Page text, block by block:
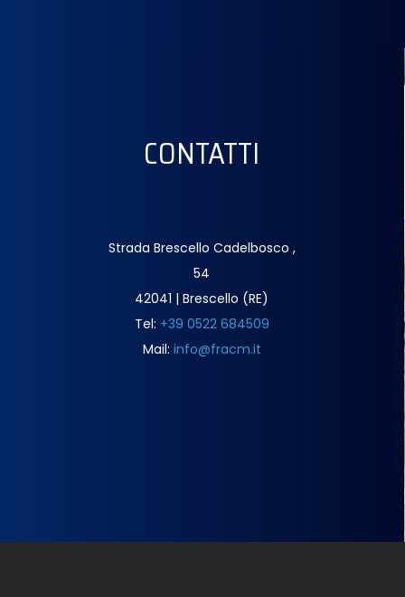
CONTATTI
Strada Brescello Cadelbosco ,
54
42041 | Brescello (RE)
Tel: +39 0522 684509
Mail: info@fracm.it